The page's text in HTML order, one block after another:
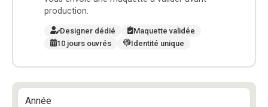
production.
Designer dédié
Maquette validée
10 jours ouvrés
Identité unique
Année